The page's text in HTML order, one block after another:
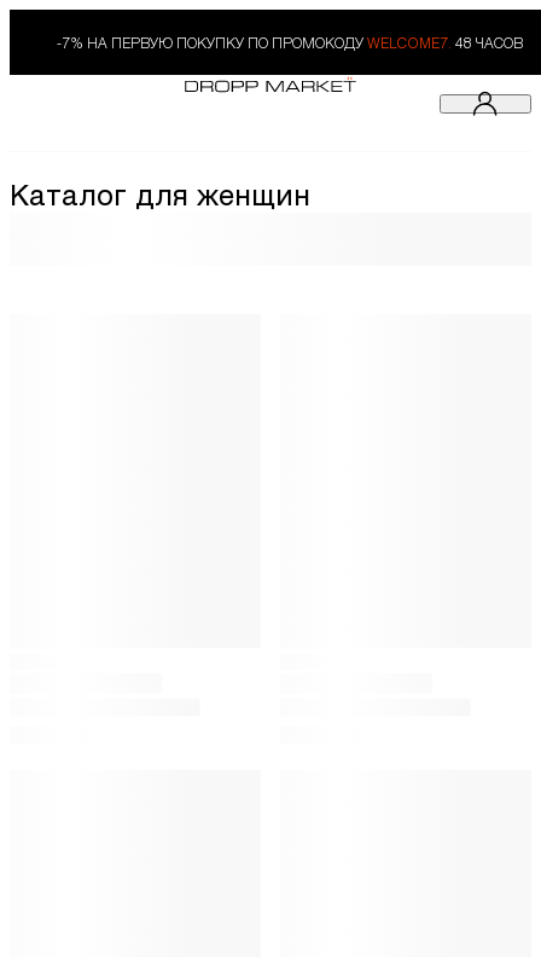
-7% НА ПЕРВУЮ ПОКУПКУ ПО ПРОМОКОДУ WELCOME7. 48 ЧАСОВ
Каталог для женщин